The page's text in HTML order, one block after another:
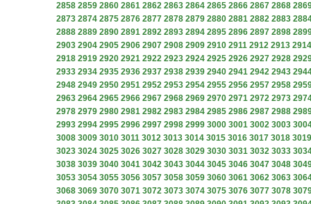
2858 2859 2860 2861 2862 2863 2864 2865 2866 2867 2868
2873 2874 2875 2876 2877 2878 2879 2880 2881 2882 2883
2888 2889 2890 2891 2892 2893 2894 2895 2896 2897 2898
2903 2904 2905 2906 2907 2908 2909 2910 2911 2912 2913 2914
2918 2919 2920 2921 2922 2923 2924 2925 2926 2927 2928
2933 2934 2935 2936 2937 2938 2939 2940 2941 2942 2943
2948 2949 2950 2951 2952 2953 2954 2955 2956 2957 2958
2963 2964 2965 2966 2967 2968 2969 2970 2971 2972 2973
2978 2979 2980 2981 2982 2983 2984 2985 2986 2987 2988
2993 2994 2995 2996 2997 2998 2999 3000 3001 3002 3003
3008 3009 3010 3011 3012 3013 3014 3015 3016 3017 3018 3019
3023 3024 3025 3026 3027 3028 3029 3030 3031 3032 3033
3038 3039 3040 3041 3042 3043 3044 3045 3046 3047 3048
3053 3054 3055 3056 3057 3058 3059 3060 3061 3062 3063
3068 3069 3070 3071 3072 3073 3074 3075 3076 3077 3078